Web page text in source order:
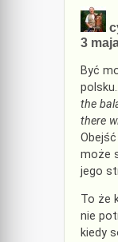
3
Być
the
there
może
jego
To że
nie
kiedy